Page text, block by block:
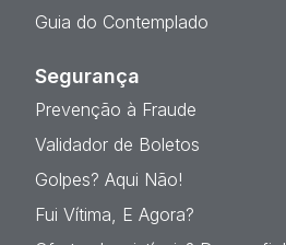
Guia do Contemplado
Segurança
Prevenção à Fraude
Validador de Boletos
Golpes? Aqui Não!
Fui Vítima, E Agora?